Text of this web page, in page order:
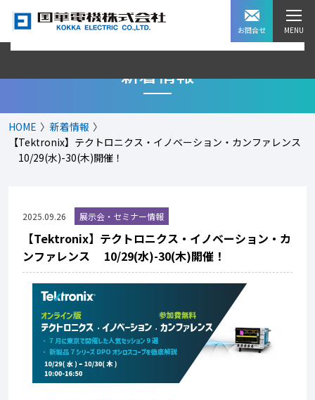
お問合せ
新着情報
HOME
新着情報
【Tektronix】テクトロニクス・イノベーション・カンファレンス
10/29(水)-30(木)開催！
2025.09.26
【Tektronix】テクトロニクス・イノベーション・カ
ンファレンス 10/29(水)-30(木)開催！